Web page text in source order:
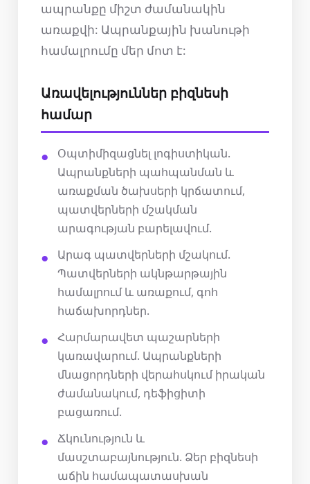
ապրանքը միշտ ժամանակին
առաքվի: Ապրանքային խանութի
համալրումը մեր մոտ է:
Առավելություններ բիզնեսի
համար
Օպտիմիզացնել լոգիստիկան.
Ապրանքների պահպանման և
առաքման ծախսերի կրճատում,
պատվերների մշակման
արագության բարելավում.
Արագ պատվերների մշակում.
Պատվերների ակնթարթային
համալրում և առաքում, գոհ
հաճախորդներ.
Հարմարավետ պաշարների
կառավարում. Ապրանքների
մնացորդների վերահսկում իրական
ժամանակում, դեֆիցիտի
բացառում.
Ճկունություն և
մասշտաբայնություն. Ձեր բիզնեսի
աճին համապատասխան